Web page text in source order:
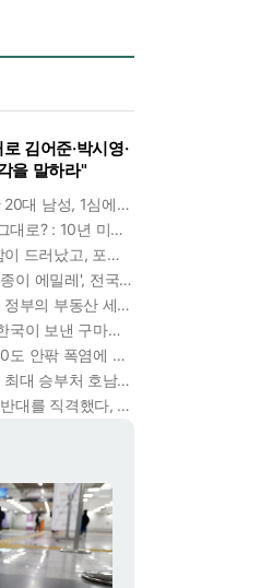
김어준·박시영·
을 말하라"
부모 외출 틈타 여동생 성폭행한 20대 남성, 1심에서 5년형 선고 : 친족 간 '암수범죄'의 심각성
검찰청 간판 떼도 '검사 우대'는 그대로? : 10년 미만 검사는 중수청 4급 수사관으로 직행한다
다뉴브강에 제2차 세계대전 군함이 드러났고, 포항 수돗물은 갑자기 짜졌다 : 폭염·가뭄이 만든 낯선 풍경
[허프 트렌드] '방탑고려단' '학교종이 에밀레', 전국 275팀 몰린 2026년 국립중앙박물관 분장대회 : 숨은 실력자들 나온다
조국 조국혁신당 전 대표 이재명 정부의 부동산 세제개편안 비판했다 : '공공주택 대전환' 촉구
"한국산 물은 변기 물로 써라" : 한국이 보낸 구마모토 지진 구호품에 한 일본인이 보인 반응
"실외기 과열, 문 닫지 마세요" 40도 안팎 폭염에 쉼 없이 도는 에어컨 : 화재 위험 경고등!
민주당 정청래·김민석, 전당대회 최대 승부처 호남 표심잡기 총력 : 격차 10%p 안이냐, 밖이냐
이재명 대통령이 사관학교 통합 반대를 직격했다, "세 번이나 군사 쿠데타 했는데 압도적 지위"